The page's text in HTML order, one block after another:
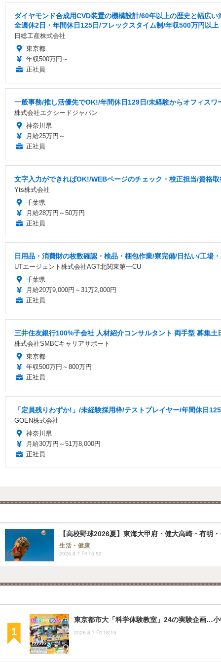
ダイヤモンド合成用CVD装置の機構設計/60年以上の歴史と幅広
全週休2日・年間休日125日/フレックスタイム制/年収500万円以上
日総工産株式会社
東京都
年収500万円～
正社員
一般事務/推し活優先でOK!/年間休日129日/未経験からオフィスワ
株式会社エクシードジャパン
神奈川県
月給25万円～
正社員
文字入力ができればOK!/WEBページのチェック・校正担当/資格
Yts株式会社
千葉県
月給28万円～50万円
正社員
日用品・消費財の枚数確認・検品・梱包作業/寮完備/日払い/工場
UTエージェント株式会社AGT北関東第一CU
千葉県
月給20万9,000円～31万2,000円
正社員
三井住友銀行100%子会社 人材紹介コンサルタント 両手型 募集土
株式会社SMBCキャリアサポート
東京都
年収500万円～800万円
正社員
「定員残りわずか!」/未経験採用枠/テストプレイヤー/年間休日
GOEN株式会社
神奈川県
月給30万円～51万8,000円
正社員
【高校野球2026夏】東海大甲府・健大高崎・有明
生活・健康
2026.8.7 Fri 15:52
東京都市大「科学体験教室」24の実験企画…
2026.8.7 Fri 18:15